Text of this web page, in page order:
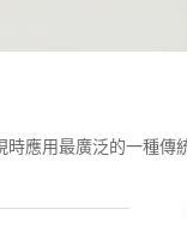
氧化物等後通過特殊工
時應用最廣泛的一種傳